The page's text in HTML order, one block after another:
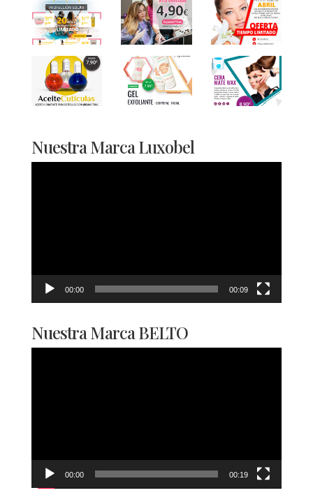
Nuestra Marca Luxobel
00:00 00:09
Nuestra Marca BELTO
00:00 00:19